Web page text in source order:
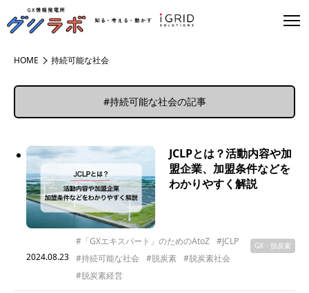
HOME 持続可能な社会
#持続可能な社会の記事
JCLPとは？活動内容や加
盟企業、加盟条件などを
わかりやすく解説
2024.08.23
#「GXエキスパート」のためのAtoZ
#JCLP
#持続可能な社会
#脱炭素
#脱炭素社会
#脱炭素経営
GX・脱炭素